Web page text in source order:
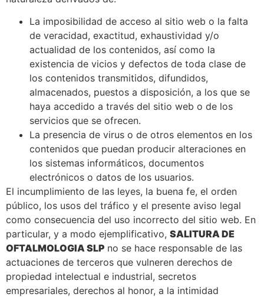
La imposibilidad de acceso al sitio web o la falta
de veracidad, exactitud, exhaustividad y/o
actualidad de los contenidos, así como la
existencia de vicios y defectos de toda clase de
los contenidos transmitidos, difundidos,
almacenados, puestos a disposición, a los que se
haya accedido a través del sitio web o de los
servicios que se ofrecen.
La presencia de virus o de otros elementos en los
contenidos que puedan producir alteraciones en
los sistemas informáticos, documentos
electrónicos o datos de los usuarios.
El incumplimiento de las leyes, la buena fe, el orden
público, los usos del tráfico y el presente aviso legal
como consecuencia del uso incorrecto del sitio web. En
particular, y a modo ejemplificativo, SALITURA DE
OFTALMOLOGIA SLP no se hace responsable de las
actuaciones de terceros que vulneren derechos de
propiedad intelectual e industrial, secretos
empresariales, derechos al honor, a la intimidad